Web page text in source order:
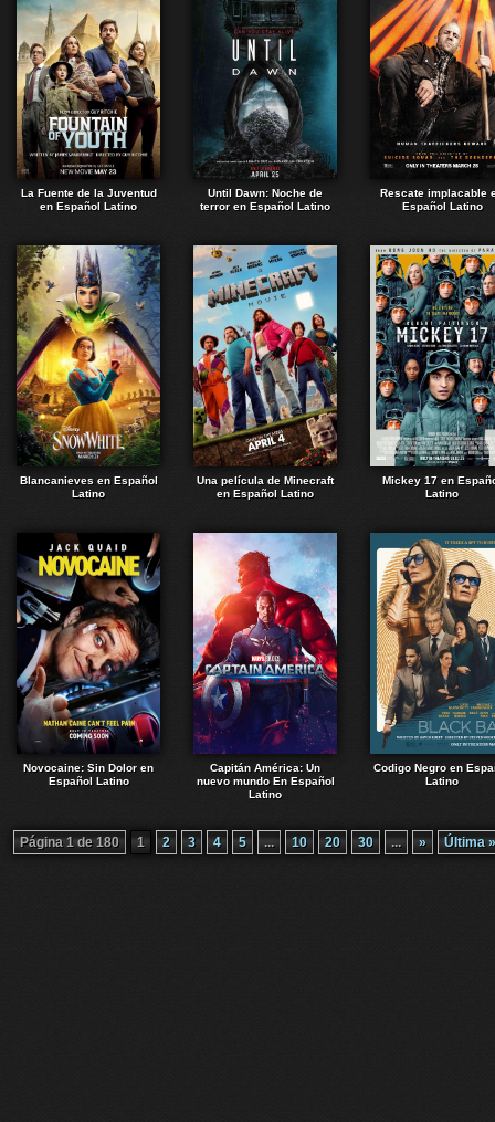
La Fuente de la Juventud
en Español Latino
Until Dawn: Noche de
terror en Español Latino
Rescate implacable
Español Latino
Blancanieves en Español
Latino
Una película de Minecraft
en Español Latino
Mickey 17 en
Latino
Novocaine: Sin Dolor en
Español Latino
Capitán América: Un
nuevo mundo En Español
Latino
Codigo Negro en
Latino
Página 1 de 180 1 2 3 4 5 ... 10 20 30 ... » Última »